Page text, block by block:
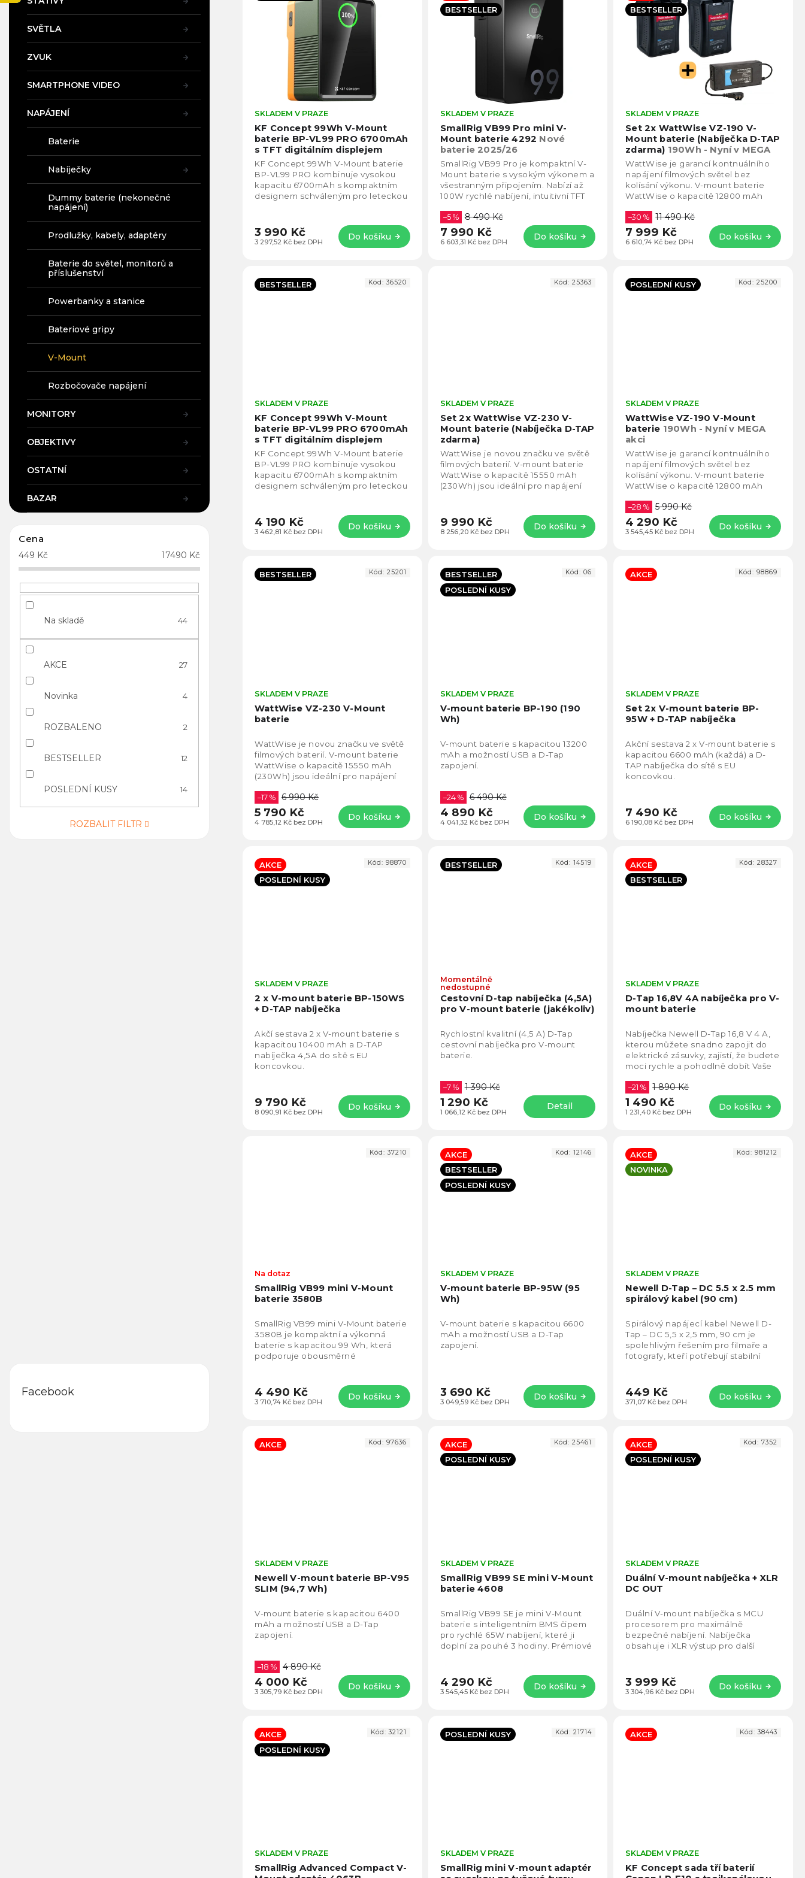
Cena
449 Kč 17490 Kč
Na skladě 44
AKCE 27
Novinka 4
ROZBALENO 2
BESTSELLER 12
POSLEDNÍ KUSY 14
ROZBALIT FILTR
SVĚTLA
ZVUK
SMARTPHONE VIDEO
NAPÁJENÍ
Baterie
Nabíječky
Dummy baterie (nekonečné
napájení)
Prodlužky, kabely, adaptéry
Baterie do světel, monitorů a
příslušenství
Powerbanky a stanice
Bateriové gripy
V-Mount
Rozbočovače napájení
MONITORY
OBJEKTIVY
OSTATNÍ
BAZAR
Facebook
t
ů
Abecedně
KF Concept 99Wh V-Mount
baterie BP-VL99 PRO 6700mAh
s TFT digitálním displejem
(zelená)KF28.0024V2
Průměrné
hodnocení
produktu
hvězdiček.
SKLADEM V PRAZE
3 297,52 Kč bez DPH
3 990 Kč Do košíku
KF Concept 99Wh V-Mount baterie
BP-VL99 PRO kombinuje vysokou
kapacitu 6700mAh s kompaktním
designem schváleným pro leteckou
BESTSELLER
SmallRig VB99 Pro mini V-
Mount baterie 4292 Nové
baterie 2025/26
Průměrné
hodnocení
produktu
hvězdiček.
SKLADEM V PRAZE
6 603,31 Kč bez DPH
–5 % 8 490 Kč
7 990 Kč Do košíku
SmallRig VB99 Pro je kompaktní V-
Mount baterie s vysokým výkonem a
všestranným připojením. Nabízí až
100W rychlé nabíjení, intuitivní TFT
BESTSELLER
Set 2x WattWise VZ-190 V-
Mount baterie (Nabíječka D-TAP
zdarma) 190Wh - Nyní v MEGA
akci
SKLADEM V PRAZE
6 610,74 Kč bez DPH
–30 % 11 490 Kč
7 999 Kč Do košíku
WattWise je garancí kontnuálního
napájení filmových světel bez
kolísání výkonu. V-mount baterie
WattWise o kapacitě 12800 mAh
výkonných LED...
BESTSELLER
KF Concept 99Wh V-Mount
baterie BP-VL99 PRO 6700mAh
s TFT digitálním displejem
KF28.0024V1
Průměrné
hodnocení
produktu
hvězdiček.
SKLADEM V PRAZE
3 462,81 Kč bez DPH
4 190 Kč Do košíku
KF Concept 99Wh V-Mount baterie
BP-VL99 PRO kombinuje vysokou
kapacitu 6700mAh s kompaktním
designem schváleným pro leteckou
Kód:36520
Set 2x WattWise VZ-230 V-
Mount baterie (Nabíječka D-TAP
zdarma)
Průměrné
hodnocení
produktu
hvězdiček.
SKLADEM V PRAZE
8 256,20 Kč bez DPH
9 990 Kč Do košíku
WattWise je novou značku ve světě
filmových baterií. V-mount baterie
WattWise o kapacitě 15550 mAh
(230Wh) jsou ideální pro napájení
Kód:25363 POSLEDNÍ KUSY
WattWise VZ-190 V-Mount
baterie 190Wh - Nyní v MEGA
akci
SKLADEM V PRAZE
3 545,45 Kč bez DPH
–28 % 5 990 Kč
4 290 Kč Do košíku
WattWise je garancí kontnuálního
napájení filmových světel bez
kolísání výkonu. V-mount baterie
WattWise o kapacitě 12800 mAh
výkonných LED...
Kód: 25200
BESTSELLER
WattWise VZ-230 V-Mount
baterie
Průměrné
hodnocení
produktu
SKLADEM V PRAZE
4 785,12 Kč bez DPH
–17 % 6 990 Kč
5 790 Kč Do košíku
WattWise je novou značku ve světě
filmových baterií. V-mount baterie
WattWise o kapacitě 15550 mAh
(230Wh) jsou ideální pro napájení
zvládne...
Kód: 25201
BESTSELLER
POSLEDNÍ KUSY
V-mount baterie BP-190 (190
Wh)
Průměrné
hodnocení
produktu
hvězdiček.
SKLADEM V PRAZE
4 041,32 Kč bez DPH
–24 % 6 490 Kč
4 890 Kč Do košíku
V-mount baterie s kapacitou 13200
mAh a možností USB a D-Tap
zapojení.
Kód:06 AKCE
Set 2x V-mount baterie BP-
95W + D-TAP nabíječka
SKLADEM V PRAZE
6 190,08 Kč bez DPH
7 490 Kč Do košíku
Akční sestava 2 x V-mount baterie s
kapacitou 6600 mAh (každá) a D-
TAP nabíječka do sítě s EU
koncovkou.
Kód: 98869
AKCE
POSLEDNÍ KUSY
2 x V-mount baterie BP-150WS
+ D-TAP nabíječka
Průměrné
hodnocení
produktu
SKLADEM V PRAZE
8 090,91 Kč bez DPH
9 790 Kč Do košíku
Akčí sestava 2 x V-mount baterie s
kapacitou 10400 mAh a D-TAP
nabíječka 4,5A do sítě s EU
koncovkou.
Kód: 98870 BESTSELLER
Cestovní D-tap nabíječka (4,5A)
pro V-mount baterie (jakékoliv)
Průměrné
hodnocení
produktu
hvězdiček.
Momentálně
nedostupné
1 066,12 Kč bez DPH
–7 % 1 390 Kč
1 290 Kč Detail
Rychlostní kvalitní (4,5 A) D-Tap
cestovní nabíječka pro V-mount
baterie.
Kód:14519
AKCE
BESTSELLER
D-Tap 16,8V 4A nabíječka pro V-
mount baterie
SKLADEM V PRAZE
1 231,40 Kč bez DPH
–21 % 1 890 Kč
1 490 Kč Do košíku
Nabíječka Newell D-Tap 16,8 V 4 A,
kterou můžete snadno zapojit do
elektrické zásuvky, zajistí, že budete
moci rychle a pohodlně dobít Vaše
kabelů...
Kód: 28327
SmallRig VB99 mini V-Mount
baterie 3580B
Průměrné
hodnocení
produktu
Na dotaz
3 710,74 Kč bez DPH
4 490 Kč Do košíku
SmallRig VB99 mini V-Mount baterie
3580B je kompaktní a výkonná
baterie s kapacitou 99 Wh, která
podporuje obousměrné
Kód:37210
AKCE
BESTSELLER
POSLEDNÍ KUSY
V-mount baterie BP-95W (95
Wh)
Průměrné
hodnocení
produktu
hvězdiček.
SKLADEM V PRAZE
3 049,59 Kč bez DPH
3 690 Kč Do košíku
V-mount baterie s kapacitou 6600
mAh a možností USB a D-Tap
zapojení.
Kód:12146
AKCE
NOVINKA
Newell D-Tap – DC 5.5 x 2.5 mm
spirálový kabel (90 cm)
SKLADEM V PRAZE
371,07 Kč bez DPH
449 Kč Do košíku
Spirálový napájecí kabel Newell D-
Tap – DC 5,5 x 2,5 mm, 90 cm je
spolehlivým řešením pro filmaře a
fotografy, kteří potřebují stabilní
Kód: 981212
AKCE
Newell V-mount baterie BP-V95
SLIM (94,7 Wh)
Průměrné
hodnocení
produktu
hvězdiček.
SKLADEM V PRAZE
3 305,79 Kč bez DPH
–18 % 4 890 Kč
4 000 Kč Do košíku
V-mount baterie s kapacitou 6400
mAh a možností USB a D-Tap
zapojení.
Kód: 97636
AKCE
POSLEDNÍ KUSY
SmallRig VB99 SE mini V-Mount
baterie 4608
Průměrné
hodnocení
produktu
hvězdiček.
SKLADEM V PRAZE
3 545,45 Kč bez DPH
4 290 Kč Do košíku
SmallRig VB99 SE je mini V-Mount
baterie s inteligentním BMS čipem
pro rychlé 65W nabíjení, které ji
doplní za pouhé 3 hodiny. Prémiové
Kód:25461
AKCE
POSLEDNÍ KUSY
Duální V-mount nabíječka + XLR
DC OUT
SKLADEM V PRAZE
3 304,96 Kč bez DPH
3 999 Kč Do košíku
Duální V-mount nabíječka s MCU
procesorem pro maximálně
bezpečné nabíjení. Nabíječka
obsahuje i XLR výstup pro další
Kód: 7352
AKCE
POSLEDNÍ KUSY
SmallRig Advanced Compact V-
Průměrné
hodnocení
SKLADEM V PRAZE
Kód:32121 POSLEDNÍ KUSY
SmallRig mini V-mount adaptér
Průměrné
hodnocení
SKLADEM V PRAZE
Kód:21714 AKCE
KF Concept sada tří baterií
SKLADEM V PRAZE
Kód:38443